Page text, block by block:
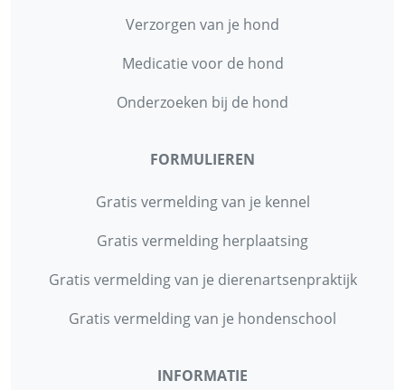
Verzorgen van je hond
Medicatie voor de hond
Onderzoeken bij de hond
FORMULIEREN
Gratis vermelding van je kennel
Gratis vermelding herplaatsing
Gratis vermelding van je dierenartsenpraktijk
Gratis vermelding van je hondenschool
INFORMATIE